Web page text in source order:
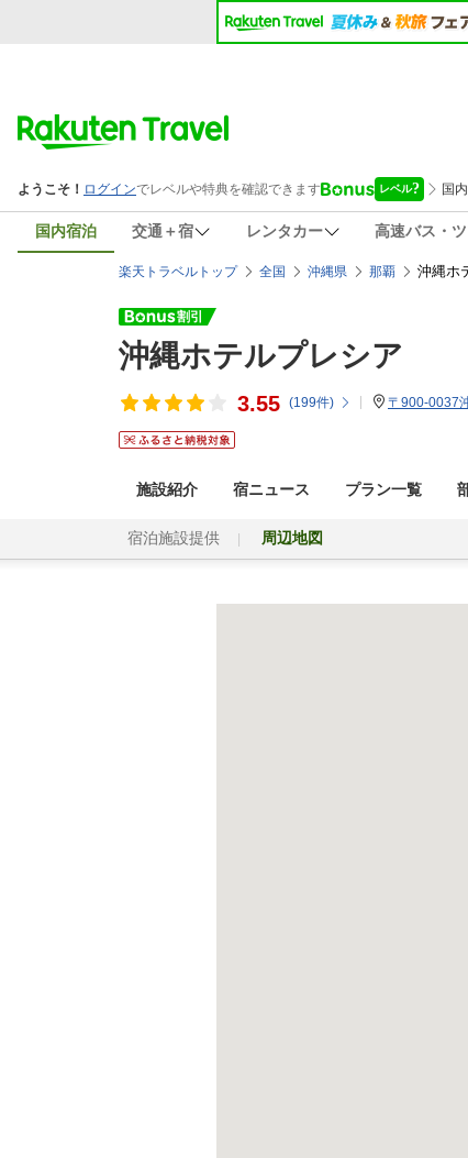
国内宿泊 交通＋宿 レンタカー 高速バス・
楽天トラベルトップ 全国 沖縄県 那覇 沖縄ホ
沖縄ホテルプレシア
3.55 (199件) 〒900-0037
施設紹介 宿ニュース プラン一覧
宿泊施設提供 周辺地図